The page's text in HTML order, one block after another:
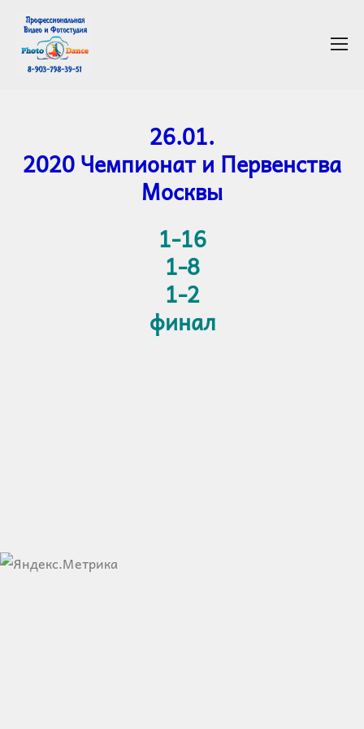
26.01.
2020 Чемпионат и Первенства
Москвы
1-16
1-8
1-2
финал